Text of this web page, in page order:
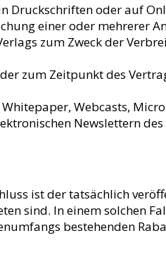
Druckschriften oder auf
einer oder mehrerer
zum Zweck der
zum Zeitpunkt des
Webcasts,
Newslettern des
ist der tatsächlich
sind. In einem solchen
bestehenden